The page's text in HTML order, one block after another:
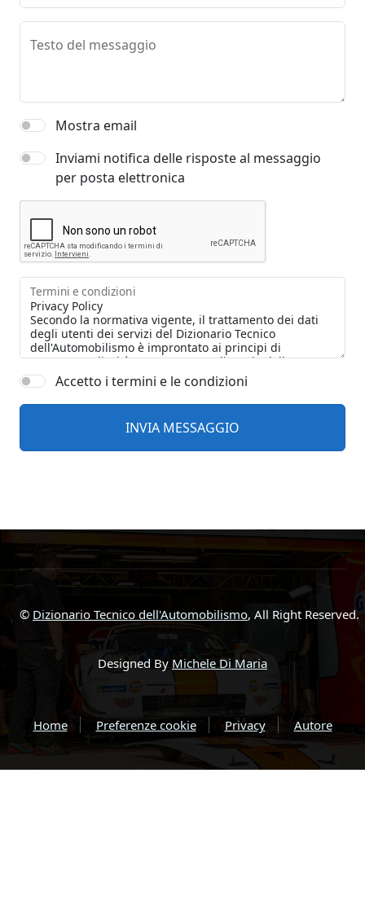
Testo del messaggio
Mostra email
Inviami notifica delle risposte al messaggio
per posta elettronica
Termini e condizioni
Accetto i termini e le condizioni
© Dizionario Tecnico dell'Automobilismo, All Right Reserved.
Designed By Michele Di Maria
Home Preferenze cookie Privacy Autore